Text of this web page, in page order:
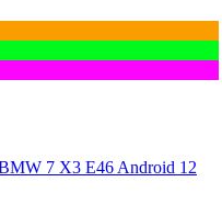
7 X3 E46 Android 12